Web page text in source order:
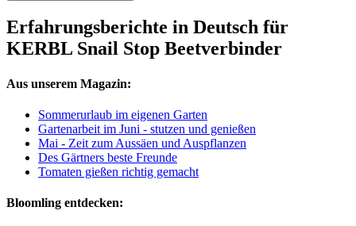
Erfahrungsberichte in Deutsch für
KERBL Snail Stop Beetverbinder
Aus unserem Magazin:
Sommerurlaub im eigenen Garten
Gartenarbeit im Juni - stutzen und genießen
Mai - Zeit zum Aussäen und Auspflanzen
Des Gärtners beste Freunde
Tomaten gießen richtig gemacht
Bloomling entdecken: